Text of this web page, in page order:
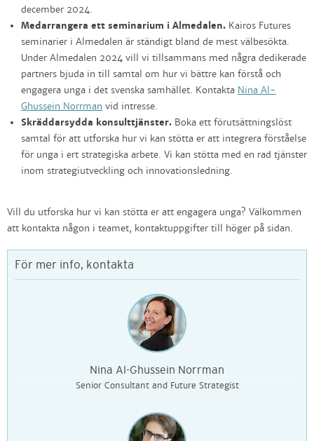
december 2024.
Medarrangera ett seminarium i Almedalen. Kairos Futures
seminarier i Almedalen är ständigt bland de mest välbesökta.
Under Almedalen 2024 vill vi tillsammans med några dedikerade
partners bjuda in till samtal om hur vi bättre kan förstå och
engagera unga i det svenska samhället. Kontakta Nina Al-
Ghussein Norrman vid intresse.
Skräddarsydda konsulttjänster. Boka ett förutsättningslöst
samtal för att utforska hur vi kan stötta er att integrera förståelse
för unga i ert strategiska arbete. Vi kan stötta med en rad tjänster
inom strategiutveckling och innovationsledning.
Vill du utforska hur vi kan stötta er att engagera unga? Välkommen
att kontakta någon i teamet, kontaktuppgifter till höger på sidan.
För mer info, kontakta
Nina Al-Ghussein Norrman
Senior Consultant and Future Strategist